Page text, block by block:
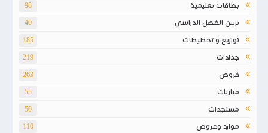
بطاقات تعليمية 98
تزيين الفصل الدراسي 40
توازيع و تخطيطات 185
جذاذات 219
فروض 263
مباريات 55
مستجدات 50
موارد وعروض 110